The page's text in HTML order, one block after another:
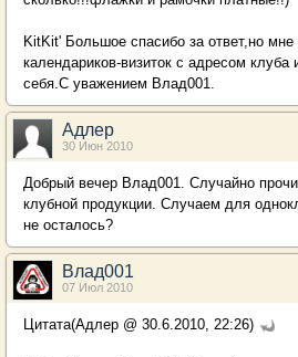
KitKit' Большое спасибо за ответ,но
календариков-визиток с адресом
себя.С уважением Влад001.
Адлер
30 Июн 2010
Добрый вечер Влад001. Случайно
клубной продукции. Случаем для
не осталось?
Влад001
07 Июл 2010
Цитата(Адлер @ 30.6.2010, 22:26)